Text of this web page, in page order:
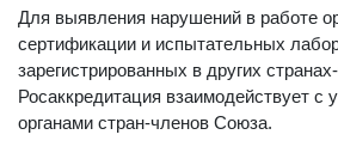
Для выявления нарушений в работе
сертификации и испытательных
зарегистрированных в других
Росаккредитация взаимодействует с
органами стран-членов Союза.